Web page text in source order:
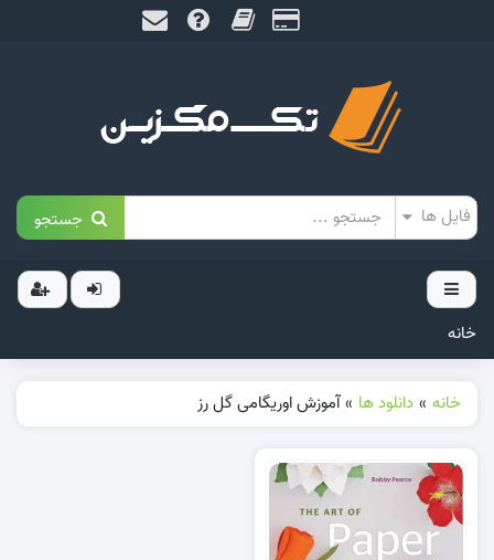
جستجو
خانه
خانه » دانلود ها » آموزش اوریگامی گل رز